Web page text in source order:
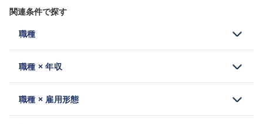
関連条件で探す
職種
職種 × 年収
職種 × 雇用形態